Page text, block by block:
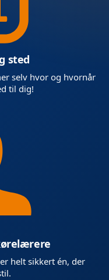
sted
selv hvor og hvornår
til dig!
helt sikkert én, der